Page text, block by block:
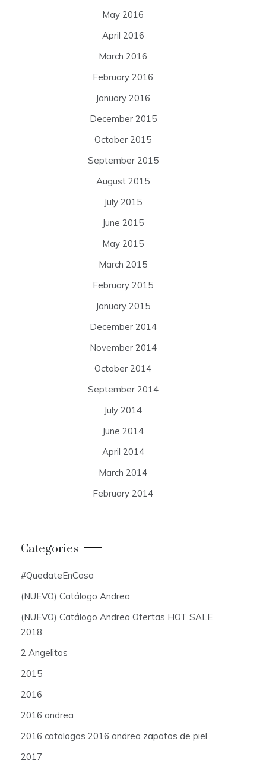
May 2016
April 2016
March 2016
February 2016
January 2016
December 2015
October 2015
September 2015
August 2015
July 2015
June 2015
May 2015
March 2015
February 2015
January 2015
December 2014
November 2014
October 2014
September 2014
July 2014
June 2014
April 2014
March 2014
February 2014
Categories
#QuedateEnCasa
(NUEVO) Catálogo Andrea
(NUEVO) Catálogo Andrea Ofertas HOT SALE
2018
2 Angelitos
2015
2016
2016 andrea
2016 catalogos 2016 andrea zapatos de piel
2017